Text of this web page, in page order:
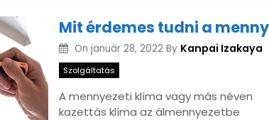
On január 28, 2022 By Kanpai Izakaya
Szolgáltatás
A mennyezeti klíma vagy más néven
kazettás klíma az álmennyezetbe